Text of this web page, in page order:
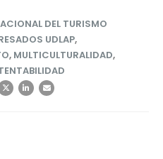
DEL TURISMO
UDLAP,
, MULTICULTURALIDAD,